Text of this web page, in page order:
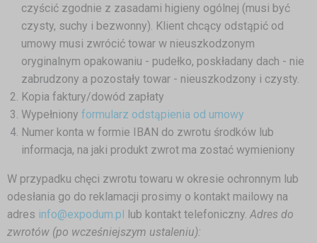
czyścić zgodnie z zasadami higieny ogólnej (musi być
czysty, suchy i bezwonny). Klient chcący odstąpić od
umowy musi zwrócić towar w nieuszkodzonym
oryginalnym opakowaniu - pudełko, poskładany dach - nie
zabrudzony a pozostały towar - nieuszkodzony i czysty.
Kopia faktury/dowód zapłaty
Wypełniony formularz odstąpienia od umowy
Numer konta w formie IBAN do zwrotu środków lub
informacja, na jaki produkt zwrot ma zostać wymieniony
W przypadku chęci zwrotu towaru w okresie ochronnym lub
odesłania go do reklamacji prosimy o kontakt mailowy na
adres info@expodum.pl lub kontakt telefoniczny. Adres do
zwrotów (po wcześniejszym ustaleniu):